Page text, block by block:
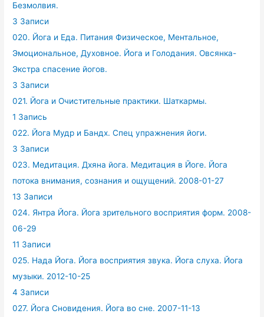
Безмолвия.
3 Записи
020. Йога и Еда. Питания Физическое, Ментальное,
Эмоциональное, Духовное. Йога и Голодания. Овсянка-
Экстра спасение йогов.
3 Записи
021. Йога и Очистительные практики. Шаткармы.
1 Запись
022. Йога Мудр и Бандх. Спец упражнения йоги.
3 Записи
023. Медитация. Дхяна йога. Медитация в Йоге. Йога
потока внимания, сознания и ощущений. 2008-01-27
13 Записи
024. Янтра Йога. Йога зрительного восприятия форм. 2008-
06-29
11 Записи
025. Нада Йога. Йога восприятия звука. Йога слуха. Йога
музыки. 2012-10-25
4 Записи
027. Йога Сновидения. Йога во сне. 2007-11-13